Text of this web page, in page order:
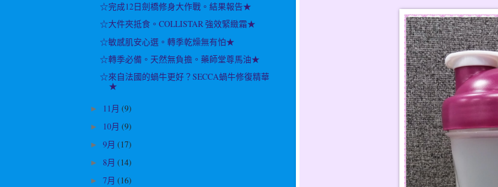
☆完成12日劍橋修身大作戰。結果報告★
☆大件夾抵食。COLLISTAR 強效緊緻霜★
☆敏感肌安心選。轉季乾燥無有怕★
☆轉季必備。天然無負擔。藥師堂尊馬油★
☆來自法國的蝸牛更好？SECCA蝸牛修復精華
★
► 11月 (9)
► 10月 (9)
► 9月 (17)
► 8月 (14)
► 7月 (16)